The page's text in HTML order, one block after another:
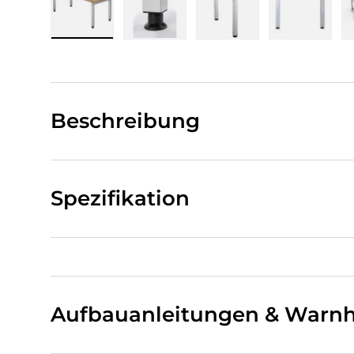
Beschreibung
Spezifikation
Aufbauanleitungen &